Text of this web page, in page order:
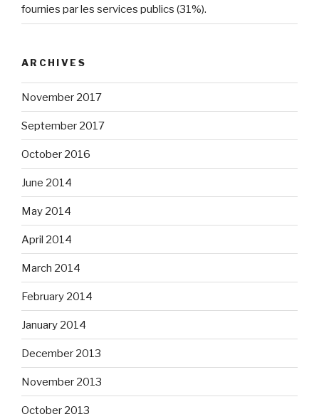
fournies par les services publics (31%).
ARCHIVES
November 2017
September 2017
October 2016
June 2014
May 2014
April 2014
March 2014
February 2014
January 2014
December 2013
November 2013
October 2013